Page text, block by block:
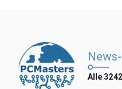
Alle